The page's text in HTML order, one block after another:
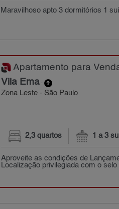
Maravilhoso apto 3 dormitórios 1
Apartamento para
Vila Ema-
Zona Leste - São Paulo
2,3 quartos 1 a 3
Aproveite as condições de
Localização privilegiada com o